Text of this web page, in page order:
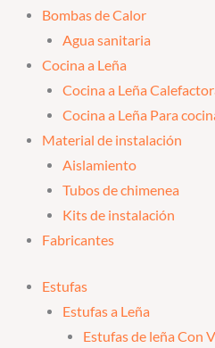
Bombas de Calor
Agua sanitaria
Cocina a Leña
Cocina a Leña
Cocina a Leña Para
Material de instalación
Aislamiento
Tubos de chimenea
Kits de instalación
Fabricantes
Estufas
Estufas a Leña
Estufas de leña Con